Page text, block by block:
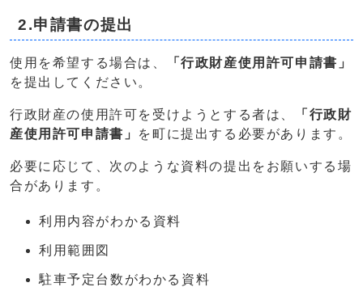
2.申請書の提出
使用を希望する場合は、
「行政財産使用許可申請書」
を提出してください。
行政財産の使用許可を受けようとする者は、
「行政財
産使用許可申請書」 を町に提出する必要があります。
必要に応じて、次のような資料の提出をお願いする場
合があります。
利用内容がわかる資料
利用範囲図
駐車予定台数がわかる資料